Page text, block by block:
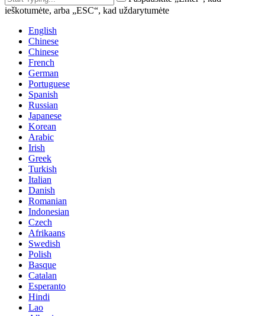
ieškotumėte, arba „ESC“, kad uždarytumėte
English
Chinese
Chinese
French
German
Portuguese
Spanish
Russian
Japanese
Korean
Arabic
Irish
Greek
Turkish
Italian
Danish
Romanian
Indonesian
Czech
Afrikaans
Swedish
Polish
Basque
Catalan
Esperanto
Hindi
Lao